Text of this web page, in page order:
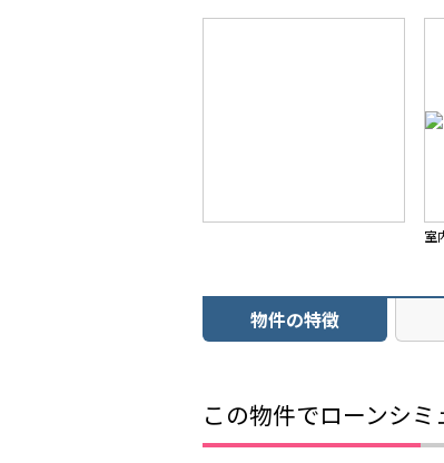
室
物件の特徴
この物件でローンシ